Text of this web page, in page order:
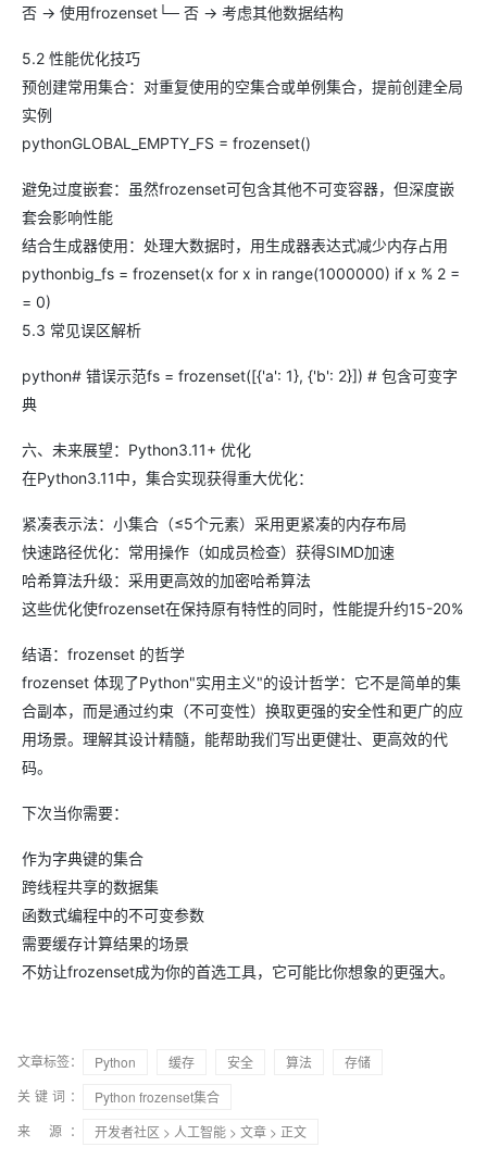
否 → 使用frozenset└─ 否 → 考虑其他数据结构
5.2 性能优化技巧
预创建常用集合：对重复使用的空集合或单例集合，提前创建全局
实例
pythonGLOBAL_EMPTY_FS = frozenset()
避免过度嵌套：虽然frozenset可包含其他不可变容器，但深度嵌
套会影响性能
结合生成器使用：处理大数据时，用生成器表达式减少内存占用
pythonbig_fs = frozenset(x for x in range(1000000) if x % 2 =
= 0)
5.3 常见误区解析
python# 错误示范fs = frozenset([{'a': 1}, {'b': 2}]) # 包含可变字
典
六、未来展望：Python3.11+ 优化
在Python3.11中，集合实现获得重大优化：
紧凑表示法：小集合（≤5个元素）采用更紧凑的内存布局
快速路径优化：常用操作（如成员检查）获得SIMD加速
哈希算法升级：采用更高效的加密哈希算法
这些优化使frozenset在保持原有特性的同时，性能提升约15-20%
结语：frozenset 的哲学
frozenset 体现了Python"实用主义"的设计哲学：它不是简单的集
合副本，而是通过约束（不可变性）换取更强的安全性和更广的应
用场景。理解其设计精髓，能帮助我们写出更健壮、更高效的代
码。
下次当你需要：
作为字典键的集合
跨线程共享的数据集
函数式编程中的不可变参数
需要缓存计算结果的场景
不妨让frozenset成为你的首选工具，它可能比你想象的更强大。
文章标签： Python 缓存 安全 算法
存储
关键词：
Python frozenset集合
来 源：
开发者社区 > 人工智能 > 文章 > 正文